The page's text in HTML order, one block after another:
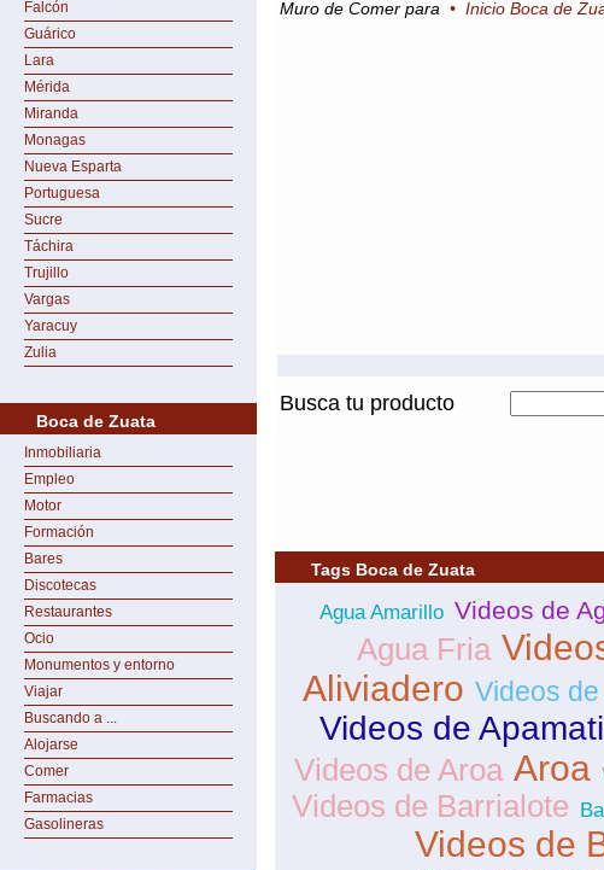
Falcón
Guárico
Lara
Mérida
Miranda
Monagas
Nueva Esparta
Portuguesa
Sucre
Táchira
Trujillo
Vargas
Yaracuy
Zulia
Boca de Zuata
Inmobiliaria
Empleo
Motor
Formación
Bares
Discotecas
Restaurantes
Ocio
Monumentos y entorno
Viajar
Buscando a ...
Alojarse
Comer
Farmacias
Gasolineras
Muro de Comer para • Inicio Boca de
Busca tu producto
Tags Boca de Zuata
Agua Amarillo Videos de
Agua Fria
Aliviadero Videos
Videos de
Videos de Aroa Aroa
Videos de Barrialote
Videos de